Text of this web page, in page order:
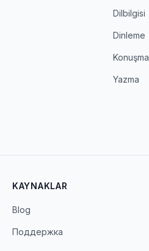
Dilbilgisi
Dinleme
Konuşma
Yazma
KAYNAKLAR
Blog
Поддержка